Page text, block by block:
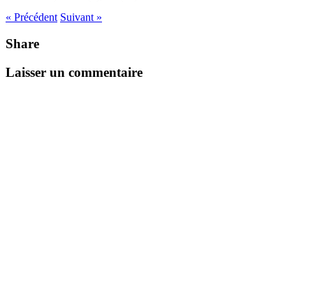
« Précédent Suivant »
Share
Laisser un commentaire